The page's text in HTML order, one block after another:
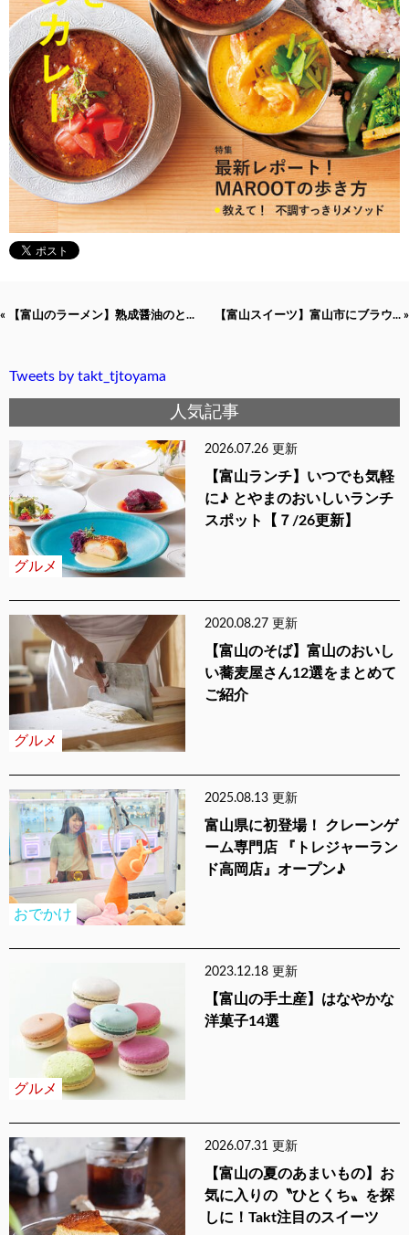
« 【富山のラーメン】熟成醤油のと... 【富山スイーツ】富山市にブラウ... »
Tweets by takt_tjtoyama
人気記事
グルメ
2026.07.26 更新
【富山ランチ】いつでも気軽
に♪ とやまのおいしいランチ
スポット【７/26更新】
グルメ
2020.08.27 更新
【富山のそば】富山のおいし
い蕎麦屋さん12選をまとめて
ご紹介
おでかけ
2025.08.13 更新
富山県に初登場！ クレーンゲ
ーム専門店 『トレジャーラン
ド高岡店』オープン♪
グルメ
2023.12.18 更新
【富山の手土産】はなやかな
洋菓子14選
2026.07.31 更新
【富山の夏のあまいもの】お
気に入りの〝ひとくち〟を探
しに！Takt注目のスイーツ